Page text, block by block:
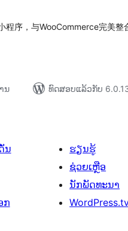
程序，与WooCommerce完美整
ນ
ທົດສອບແລ້ວກັບ
ນ
ກ
ຮຽນຮູ້
ຊ່ວຍເຫຼືອ
ນັກພັດທະນາ